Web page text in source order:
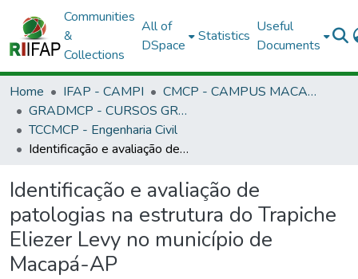
Communities
&
Collections
All of
DSpace
Statistics
Useful
Documents
Home IFAP - CAMPI
CMCP - CAMPUS MACAPÁ
GRADMCP - CURSOS GRADUAÇÃO - CAMPUS MACAPÁ
TCCMCP - Engenharia Civil
Identificação e avaliação de patologias na estrutura do Trapiche Eliezer Levy no município de Macapá-AP
Identificação e avaliação de
patologias na estrutura do Trapiche
Eliezer Levy no município de
Macapá-AP